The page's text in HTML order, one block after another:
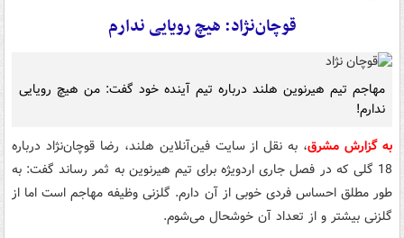
قوچان‌نژاد: هیچ رویایی ندارم
مهاجم تیم هیرنوین هلند درباره تیم آینده خود گفت: من هیچ رویایی
ندارم!
به گزارش مشرق، به نقل از سایت فین‌آنلاین هلند، رضا قوچان‌نژاد درباره
18 گلی که در فصل جاری اردویژه برای تیم هیرنوین به ثمر رساند گفت: به
طور مطلق احساس فردی خوبی از آن دارم. گلزنی وظیفه مهاجم است اما از
گلزنی بیشتر و از تعداد آن خوشحال می‌شوم.